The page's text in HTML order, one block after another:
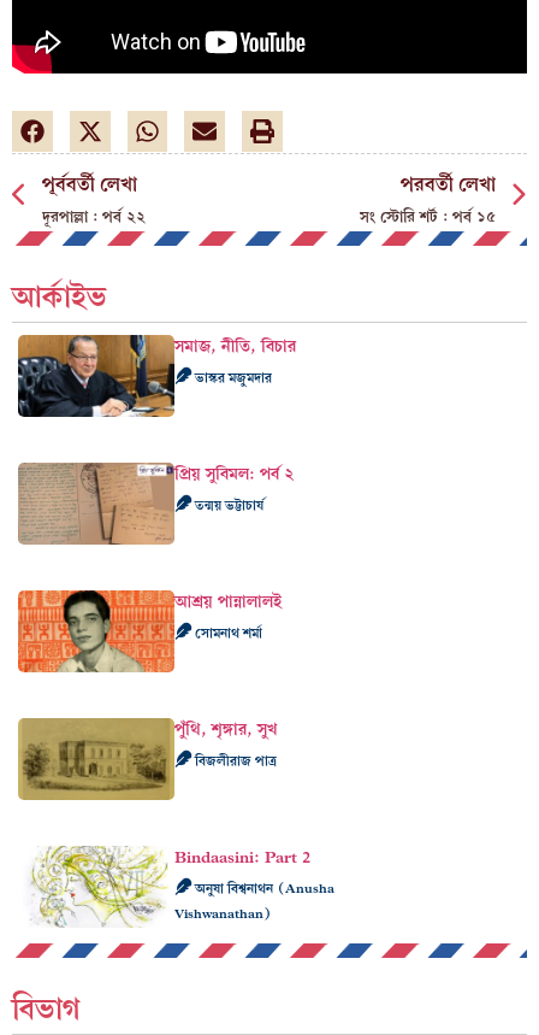
পূর্ববর্তী লেখা
দূরপাল্লা : পর্ব ২২
পরবর্তী লেখা
সং স্টোরি শর্ট : পর্ব ১৫
আর্কাইভ
সমাজ, নীতি, বিচার
ভাস্কর মজুমদার
প্রিয় সুবিমল: পর্ব ২
তন্ময় ভট্টাচার্য
আশ্রয় পান্নালালই
সোমনাথ শর্মা
পুঁথি, শৃঙ্গার, সুখ
বিজলীরাজ পাত্র
Bindaasini: Part 2
অনুষা বিশ্বনাথন (Anusha
Vishwanathan)
বিভাগ